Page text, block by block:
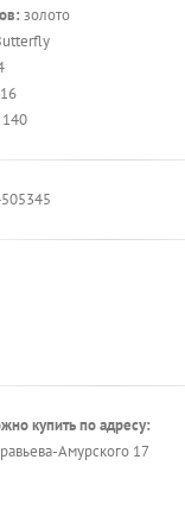
золото
16
140
купить по адресу:
Амурского 17